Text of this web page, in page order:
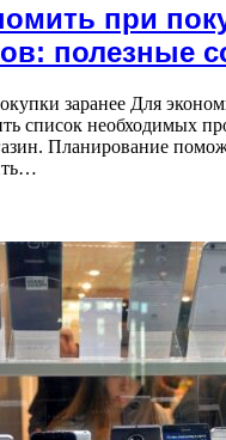
при
полезные
заранее Для
список необходимых
Планирование